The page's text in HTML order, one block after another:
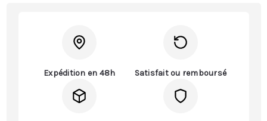
Expédition en 48h Satisfait ou remboursé